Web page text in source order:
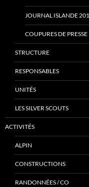
JOURNAL ISLANDE
COUPURES DE PRESSE
STRUCTURE
RESPONSABLES
UNITÉS
LES SILVER SCOUTS
ACTIVITÉS
ALPIN
CONSTRUCTIONS
RANDONNÉES / CO